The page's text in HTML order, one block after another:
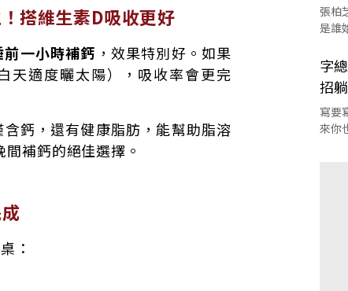
搭維生素D吸收更好
一小時補鈣 ，效果特別好。如果
天適度曬太陽），吸收率會更完
鈣，還有健康脂肪，能幫助脂溶
補鈣的絕佳選擇。
：
張柏
是誰
字
招
寫要
來你